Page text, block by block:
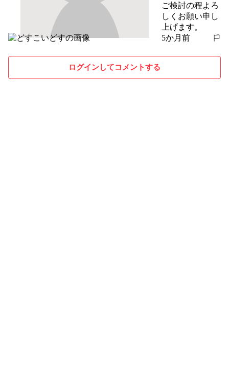
ご検討の程よろ
しくお願い申し
上げます。
5か月前
報告する
ログインしてコメントする